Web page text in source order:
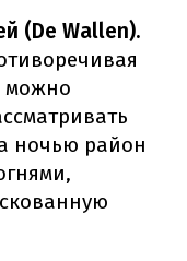
(De Wallen).
можно
ночью район